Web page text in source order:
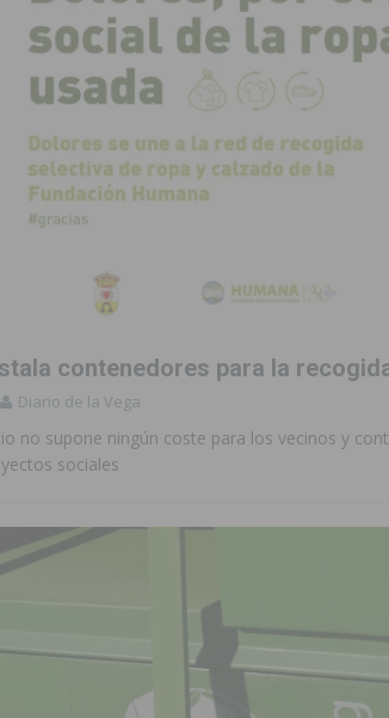
y consolida a Dolores como referente ganadero de
contenedores para la
Diario de la Vega
no supone ningún coste para los vecinos y
sociales